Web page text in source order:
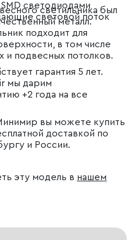
светодиодами
световой поток
светильника был
металл.
подходит для
в том числе
и подвесных потолков.
гарантия 5 лет.
мы дарим
+2 года на все
вы можете купить
доставкой по
и России.
эту модель в нашем